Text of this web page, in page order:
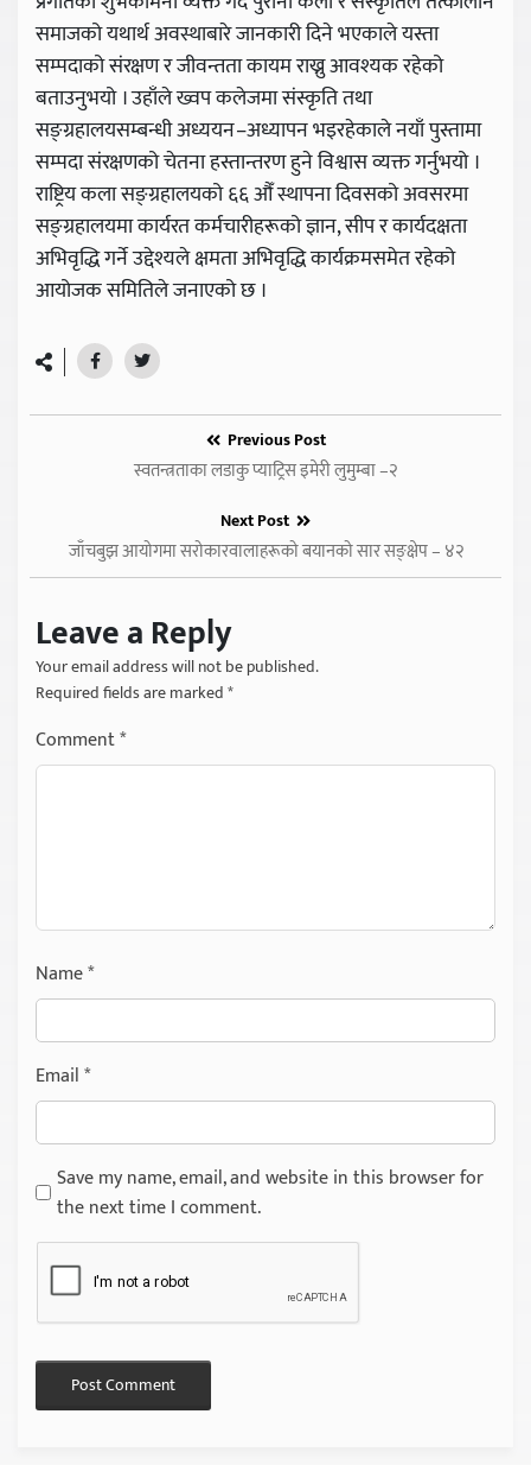
समाजको यथार्थ अवस्थाबारे जानकारी दिने भएकाले यस्ता
सम्पदाको संरक्षण र जीवन्तता कायम राख्नु आवश्यक रहेको
बताउनुभयो । उहाँले ख्वप कलेजमा संस्कृति तथा
सङ्ग्रहालयसम्बन्धी अध्ययन–अध्यापन भइरहेकाले नयाँ पुस्तामा
सम्पदा संरक्षणको चेतना हस्तान्तरण हुने विश्वास व्यक्त गर्नुभयो ।
राष्ट्रिय कला सङ्ग्रहालयको ६६ औँ स्थापना दिवसको अवसरमा
सङ्ग्रहालयमा कार्यरत कर्मचारीहरूको ज्ञान, सीप र कार्यदक्षता
अभिवृद्धि गर्ने उद्देश्यले क्षमता अभिवृद्धि कार्यक्रमसमेत रहेको
आयोजक समितिले जनाएको छ ।
Previous Post
स्वतन्त्रताका लडाकु प्याट्रिस इमेरी लुमुम्बा –२
Next Post
जाँचबुझ आयोगमा सरोकारवालाहरूको बयानको सार सङ्क्षेप – ४२
Leave a Reply
Your email address will not be published.
Required fields are marked*
Comment*
Name*
Email*
Save my name, email, and website in this browser for
the next time I comment.